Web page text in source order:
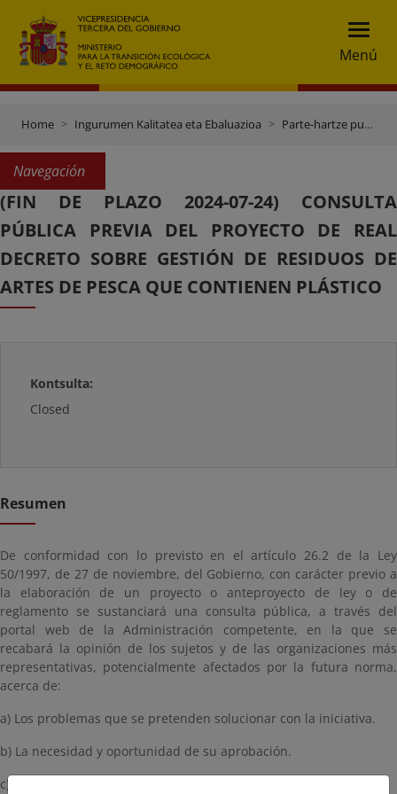
Menú
Home Ingurumen Kalitatea eta Ebaluazioa Parte-hartze publikoa
Navegación
(FIN DE PLAZO 2024-07-24) CONSULTA
PÚBLICA PREVIA DEL PROYECTO DE REAL
DECRETO SOBRE GESTIÓN DE RESIDUOS DE
ARTES DE PESCA QUE CONTIENEN PLÁSTICO
Kontsulta:
Closed
Resumen
De conformidad con lo previsto en el artículo 26.2 de la Ley
50/1997, de 27 de noviembre, del Gobierno, con carácter previo a
la elaboración de un proyecto o anteproyecto de ley o de
reglamento se sustanciará una consulta pública, a través del
portal web de la Administración competente, en la que se
recabará la opinión de los sujetos y de las organizaciones más
representativas, potencialmente afectados por la futura norma,
acerca de:
a) Los problemas que se pretenden solucionar con la iniciativa.
b) La necesidad y oportunidad de su aprobación.
c) Los objetivos de la norma.